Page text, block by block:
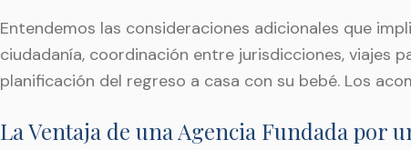
Entendemos las consideraciones adicionales que
ciudadanía, coordinación entre jurisdicciones, viajes
planificación del regreso a casa con su bebé. Los
La Ventaja de una Agencia Fundada por